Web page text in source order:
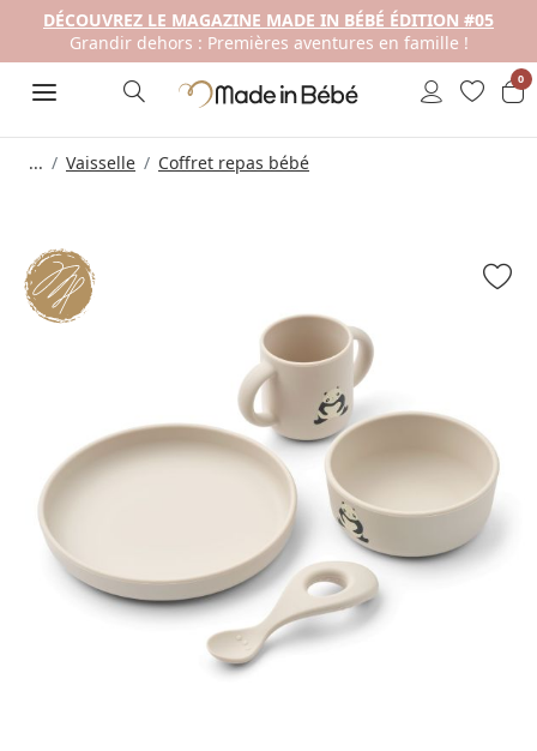
DÉCOUVREZ LE MAGAZINE MADE IN BÉBÉ ÉDITION #05
Grandir dehors : Premières aventures en famille !
0
... Vaisselle Coffret repas bébé